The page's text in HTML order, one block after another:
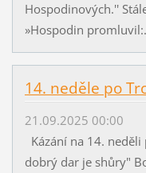
Hospodinových.''
»Hospodin
14. neděle po
21.09.2025 00:00
Kázání na 14.
dobrý dar je shůry"